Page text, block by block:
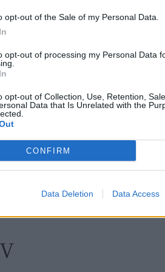
opt-out of the Sale of my Personal Data.
opt-out of processing my Personal Data
opt-out of Collection, Use, Retention,
Data that Is Unrelated with the
CONFIRM
Data Deletion Data Access
Laidos | Žinios
Savaitės pradžia su lietumi
temperatūra dar sieks 30
Žinios | Orai